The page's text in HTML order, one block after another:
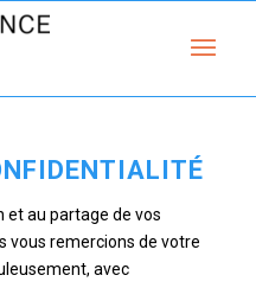
et au partage de vos
vous remercions de votre
avec